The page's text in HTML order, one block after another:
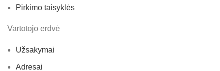
Pirkimo taisyklės
Vartotojo erdvė
Užsakymai
Adresai